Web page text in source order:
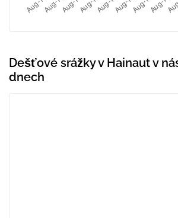
Dešťové srážky v Hainaut v
dnech